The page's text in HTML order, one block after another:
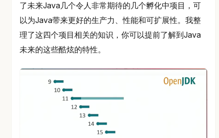
了未来Java几个令人非常期待的几个孵化中项目，可
以为Java带来更好的生产力、性能和可扩展性。我整
理了这四个项目相关的知识，你可以提前了解到Java
未来的这些酷炫的特性。